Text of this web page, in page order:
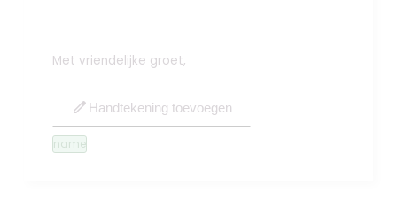
Met vriendelijke groet,
edit Handtekening toevoegen
name